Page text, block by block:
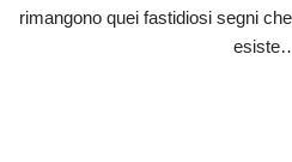
rimangono quei fastidiosi segni